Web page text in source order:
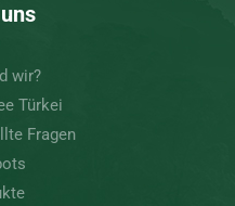
wir?
Türkei
Fragen